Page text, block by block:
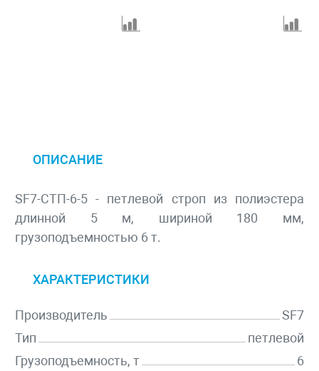
ОПИСАНИЕ
SF7-СТП-6-5 - петлевой строп из полиэстера
длинной 5 м, шириной 180 мм,
грузоподъемностью 6 т.
ХАРАКТЕРИСТИКИ
Производитель
SF7
Тип
петлевой
Грузоподъемность, т
6